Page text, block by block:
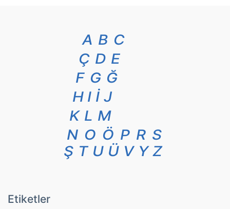
A B C
Ç D E
F G Ğ
H I İ J
K L M
N O Ö P R S
Ş T U Ü V Y Z
Etiketler